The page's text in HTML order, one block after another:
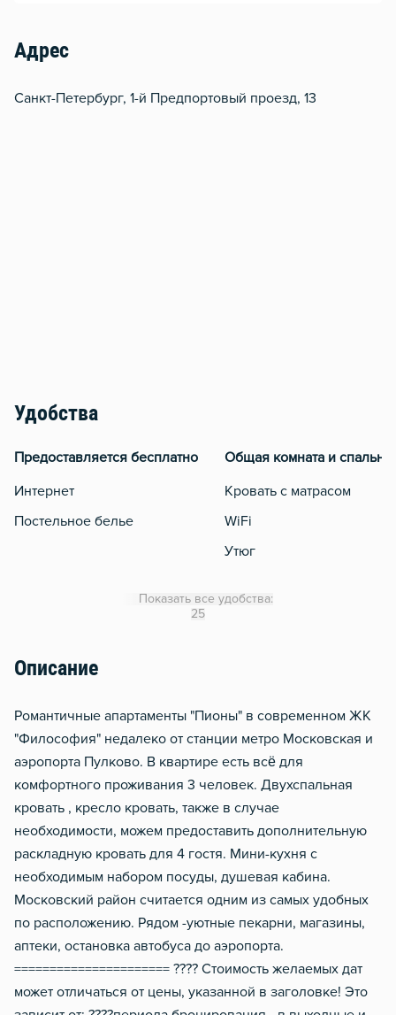
Адрес
Санкт-Петербург, 1-й Предпортовый проезд, 13
Удобства
Предоставляется бесплатно
Интернет
Постельное белье
Общая комната и спальня
Кровать с матрасом
WiFi
Утюг
Показать все удобства:
25
Описание
Романтичные апартаменты "Пионы" в современном ЖК
"Философия" недалеко от станции метро Московская и
аэропорта Пулково. В квартире есть всё для
комфортного проживания 3 человек. Двухспальная
кровать , кресло кровать, также в случае
необходимости, можем предоставить дополнительную
раскладную кровать для 4 гостя. Мини-кухня с
необходимым набором посуды, душевая кабина.
Московский район считается одним из самых удобных
по расположению. Рядом -уютные пекарни, магазины,
аптеки, остановка автобуса до аэропорта.
====================== ???? Стоимость желаемых дат
может отличаться от цены, указанной в заголовке! Это